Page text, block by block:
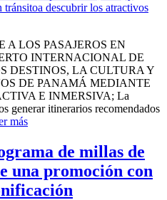
LOS PASAJEROS EN
INTERNACIONAL DE
DESTINOS, LA CULTURA Y
DE PANAMÁ MEDIANTE
E INMERSIVA; La
generar itinerarios recomendados
más
de millas de
una promoción con